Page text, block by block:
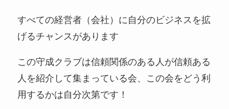
すべての経営者（会社）に⾃分のビジネスを拡
げるチャンスがあります
この守成クラブは信頼関係のある⼈が信頼ある
⼈を紹介して集まっている会、この会をどう利
⽤するかは⾃分次第です！